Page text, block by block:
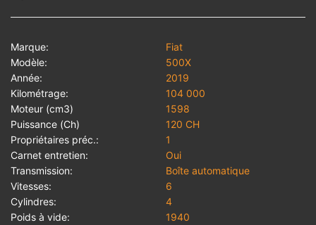
Marque:
Fiat
Modèle:
500X
Année:
2019
Kilométrage:
104 000
Moteur (cm3)
1598
Puissance (Ch)
120 CH
Propriétaires préc.:
1
Carnet entretien:
Oui
Transmission:
Boîte automatique
Vitesses:
6
Cylindres:
4
Poids à vide:
1940